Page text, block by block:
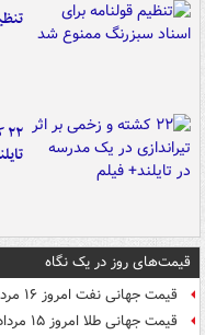
قیمت‌های روز در یک نگاه
قیمت جهانی نفت امروز ۱۶ مرداد
قیمت جهانی طلا امروز ۱۵ مرداد